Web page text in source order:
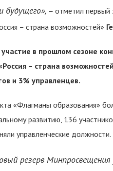
будущего», – отметил первый
– страна возможностей»
в прошлом сезоне
– страна
и 3% управленцев.
«Флагманы образования»
развитию, 136
управленческие должности.
резерв